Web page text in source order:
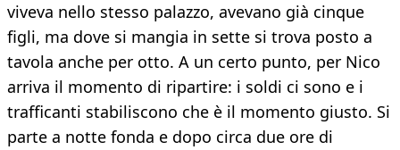
viveva nello stesso palazzo, avevano già cinque
figli, ma dove si mangia in sette si trova posto a
tavola anche per otto. A un certo punto, per Nico
arriva il momento di ripartire: i soldi ci sono e i
trafficanti stabiliscono che è il momento giusto. Si
parte a notte fonda e dopo circa due ore di